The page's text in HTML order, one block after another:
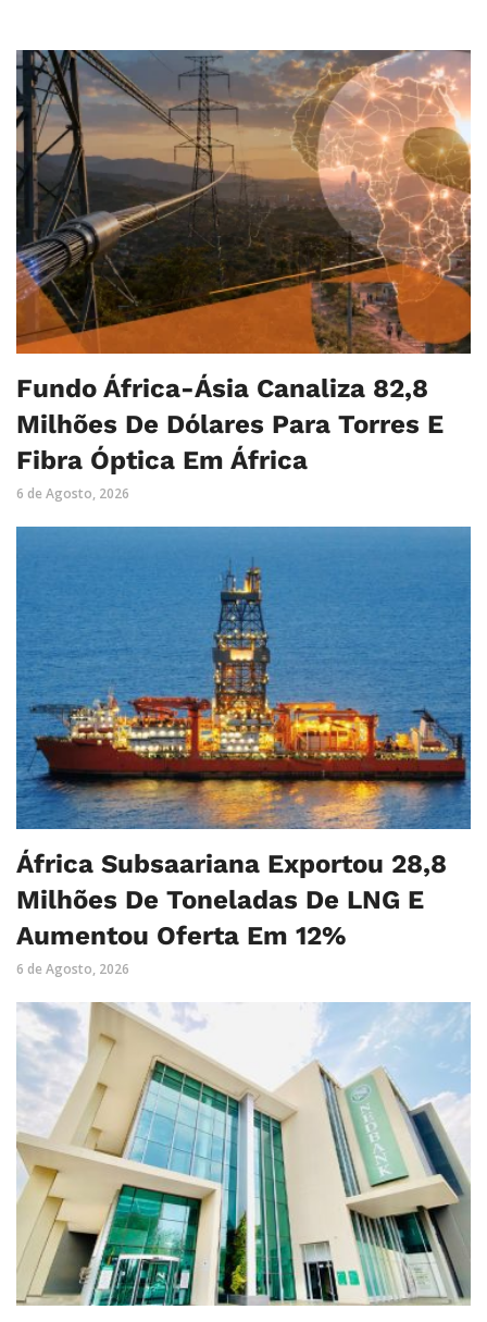
Fundo África-Ásia Canaliza 82,8
Milhões De Dólares Para Torres E
Fibra Óptica Em África
6 de Agosto, 2026
África Subsaariana Exportou 28,8
Milhões De Toneladas De LNG E
Aumentou Oferta Em 12%
6 de Agosto, 2026